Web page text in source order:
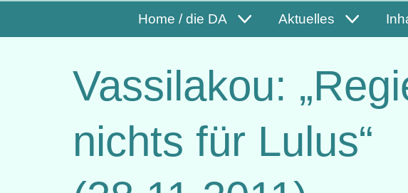
Home / die DA Aktuelles
Vassilakou:
nichts für Lulus“